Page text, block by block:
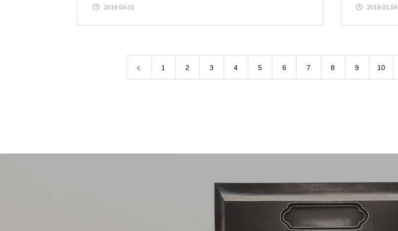
2019.04.01 2019.01.04
1 2 3 4 5 6 7 8 9 10